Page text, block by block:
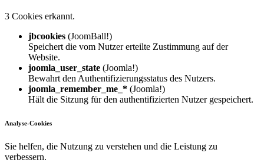
3 Cookies erkannt.
jbcookies (JoomBall!)
Speichert die vom Nutzer erteilte Zustimmung auf der
Website.
joomla_user_state (Joomla!)
Bewahrt den Authentifizierungsstatus des Nutzers.
joomla_remember_me_* (Joomla!)
Hält die Sitzung für den authentifizierten Nutzer gespeichert.
Analyse-Cookies
Sie helfen, die Nutzung zu verstehen und die Leistung zu
verbessern.